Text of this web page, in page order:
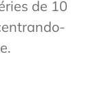
de 10